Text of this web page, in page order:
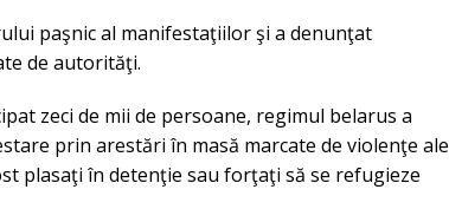
paşnic al manifestaţiilor şi a denunţat
de autorităţi.
zeci de mii de persoane, regimul belarus a
prin arestări în masă marcate de violenţe ale
plasaţi în detenţie sau forţaţi să se refugieze